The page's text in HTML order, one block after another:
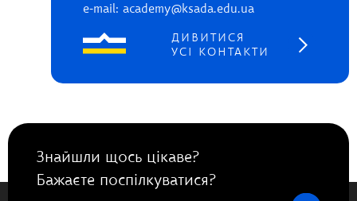
e-mail: academy@ksada.edu.ua
ДИВИТИСЯ
УСІ КОНТАКТИ
Знайшли щось цікаве?
Бажаєте поспілкуватися?